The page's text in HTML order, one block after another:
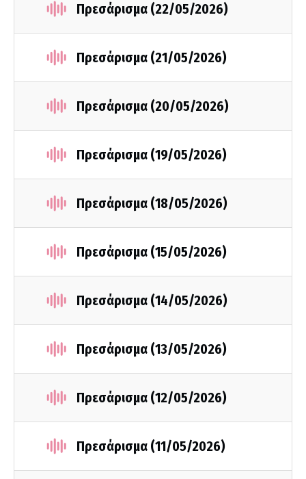
Πρεσάρισμα (22/05/2026)
Πρεσάρισμα (21/05/2026)
Πρεσάρισμα (20/05/2026)
Πρεσάρισμα (19/05/2026)
Πρεσάρισμα (18/05/2026)
Πρεσάρισμα (15/05/2026)
Πρεσάρισμα (14/05/2026)
Πρεσάρισμα (13/05/2026)
Πρεσάρισμα (12/05/2026)
Πρεσάρισμα (11/05/2026)